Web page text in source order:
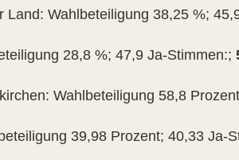
Land: Wahlbeteiligung 38,25 %;
28,8 %; 47,9 Ja-Stimmen:;
Wahlbeteiligung 58,8
39,98 Prozent; 40,33 Ja-